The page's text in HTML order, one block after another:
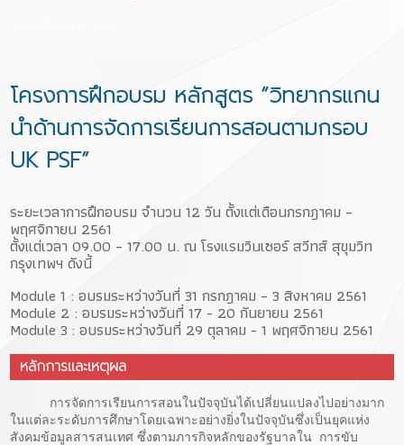
โครงการฝึกอบรม หลักสูตร “วิทยากรแกน
นำด้านการจัดการเรียนการสอนตามกรอบ
UK PSF”
ระยะเวลาการฝึกอบรม จำนวน 12 วัน ตั้งแต่เดือนกรกฎาคม –
พฤศจิกายน 2561
ตั้งแต่เวลา 09.00 – 17.00 น. ณ โรงแรมวินเซอร์ สวีทส์ สุขุมวิท
กรุงเทพฯ ดังนี้
Module 1 : อบรมระหว่างวันที่ 31 กรกฎาคม – 3 สิงหาคม 2561
Module 2 : อบรมระหว่างวันที่ 17 - 20 กันยายน 2561
Module 3 : อบรมระหว่างวันที่ 29 ตุลาคม - 1 พฤศจิกายน 2561
หลักการและเหตุผล
การจัดการเรียนการสอนในปัจจุบันได้เปลี่ยนแปลงไปอย่างมาก
ในแต่ละระดับการศึกษาโดยเฉพาะอย่างยิ่งในปัจจุบันซึ่งเป็นยุคแห่ง
สังคมข้อมูลสารสนเทศ ซึ่งตามภารกิจหลักของรัฐบาลใน การขับ